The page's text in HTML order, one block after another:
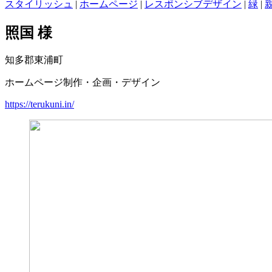
スタイリッシュ | ホームページ | レスポンシブデザイン | 緑 |
照国 様
知多郡東浦町
ホームページ制作・企画・デザイン
https://terukuni.in/